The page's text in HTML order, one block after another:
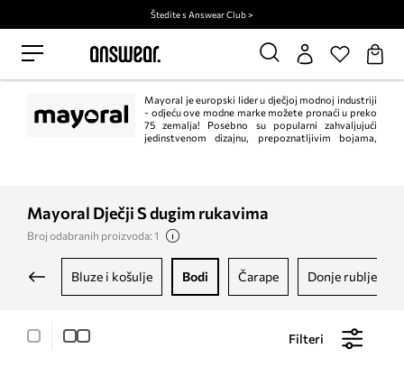
Štedite s Answear Club >
Mayoral je europski lider u dječjoj modnoj industriji
- odjeću ove modne marke možete pronaći u preko
75 zemalja! Posebno su popularni zahvaljujući
jedinstvenom dizajnu, prepoznatljivim bojama,
Mayoral Dječji S dugim rukavima
Broj odabranih proizvoda: 1
bluze i košulje bodi čarape donje rublje
Filteri